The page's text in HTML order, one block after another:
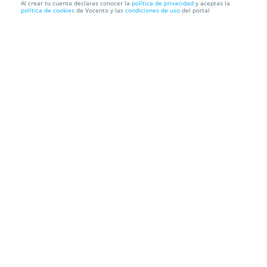
Entradas A Quién le importa Madrid
Al crear tu cuenta declaras conocer la política de privacidad y aceptas la
política de cookies de Vocento y las condiciones de uso del portal